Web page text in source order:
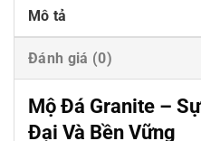
Mô tả
Đánh giá (0)
Mộ Đá Granite –
Đại Và Bền Vững